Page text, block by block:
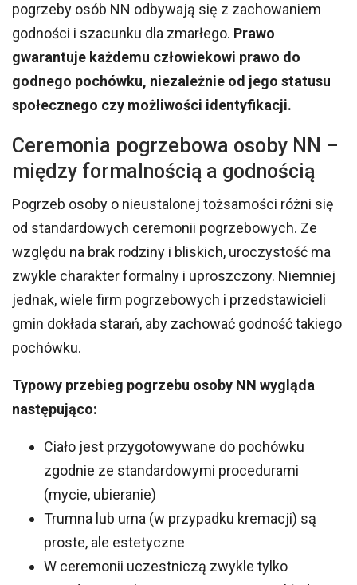
pogrzeby osób NN odbywają się z zachowaniem
godności i szacunku dla zmarłego. Prawo
gwarantuje każdemu człowiekowi prawo do
godnego pochówku, niezależnie od jego statusu
społecznego czy możliwości identyfikacji.
Ceremonia pogrzebowa osoby NN –
między formalnością a godnością
Pogrzeb osoby o nieustalonej tożsamości różni się
od standardowych ceremonii pogrzebowych. Ze
względu na brak rodziny i bliskich, uroczystość ma
zwykle charakter formalny i uproszczony. Niemniej
jednak, wiele firm pogrzebowych i przedstawicieli
gmin dokłada starań, aby zachować godność takiego
pochówku.
Typowy przebieg pogrzebu osoby NN wygląda
następująco:
Ciało jest przygotowywane do pochówku
zgodnie ze standardowymi procedurami
(mycie, ubieranie)
Trumna lub urna (w przypadku kremacji) są
proste, ale estetyczne
W ceremonii uczestniczą zwykle tylko